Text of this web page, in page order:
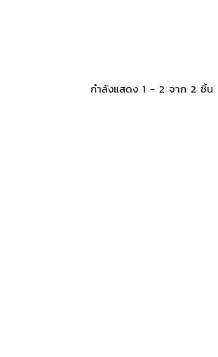
กำลังแสดง 1 - 2 จาก 2 ชิ้น